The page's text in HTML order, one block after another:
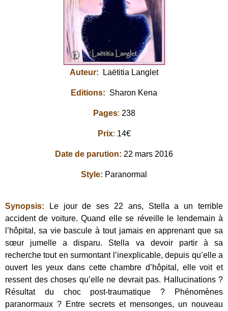
Auteur: Laëtitia Langlet
Editions: Sharon Kena
Pages: 238
Prix: 14€
Date de parution: 22 mars 2016
Style: Paranormal
Synopsis:
Le jour de ses 22 ans, Stella a un terrible
accident de voiture. Quand elle se réveille le
lendemain à
l’hôpital, sa vie bascule à tout jamais en apprenant que sa
sœur jumelle a disparu. Stella va devoir partir à sa
recherche tout en surmontant l’inexplicable, depuis qu’elle a
ouvert les yeux dans cette chambre d’hôpital, elle voit et
ressent des choses qu’elle ne devrait pas. Hallucinations ?
Résultat du choc post-traumatique ? Phénomènes
paranormaux ? Entre secrets et mensonges, un nouveau